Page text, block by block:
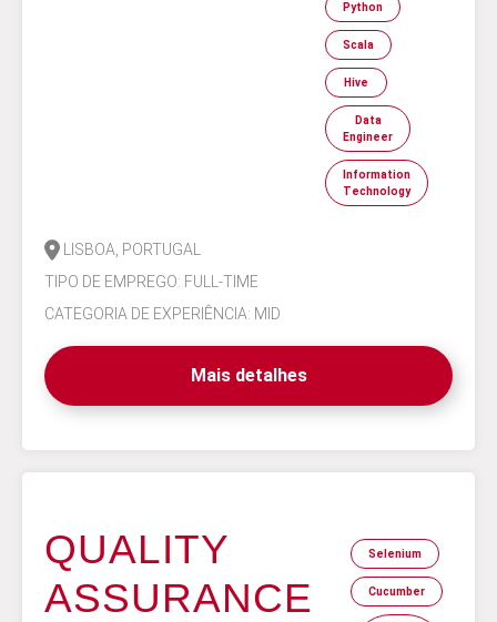
Python
Scala
Hive
Data
Engineer
Information
Technology
LISBOA, PORTUGAL
TIPO DE EMPREGO: FULL-TIME
CATEGORIA DE EXPERIÊNCIA: MID
Mais detalhes
QUALITY
ASSURANCE
Selenium
Cucumber